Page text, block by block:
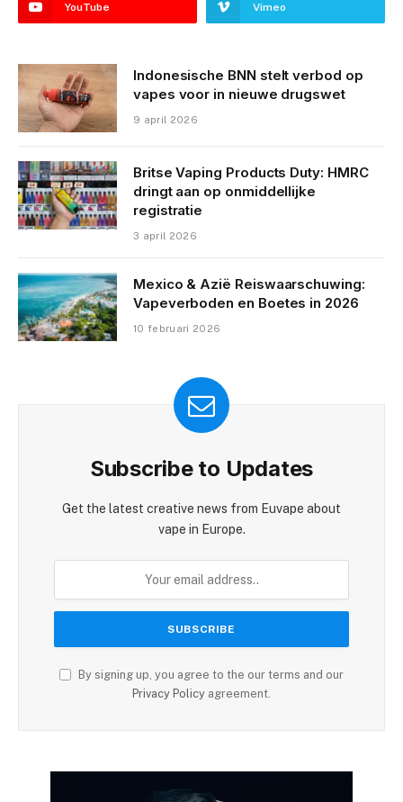
YouTube Vimeo
Indonesische BNN stelt verbod op
vapes voor in nieuwe drugswet
9 april 2026
Britse Vaping Products Duty: HMRC
dringt aan op onmiddellijke
registratie
3 april 2026
Mexico & Azië Reiswaarschuwing:
Vapeverboden en Boetes in 2026
10 februari 2026
Subscribe to Updates
Get the latest creative news from Euvape about
vape in Europe.
By signing up, you agree to the our terms and our
Privacy Policy agreement.